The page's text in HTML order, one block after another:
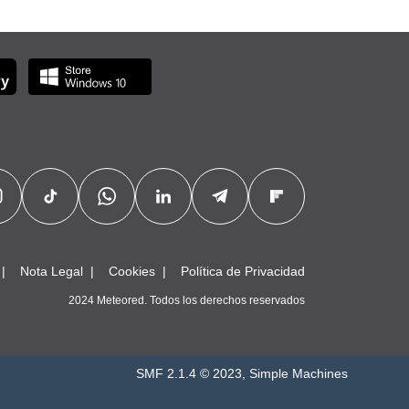
Nota Legal Cookies Política de Privacidad
2024 Meteored. Todos los derechos reservados
SMF 2.1.4 © 2023, Simple Machines